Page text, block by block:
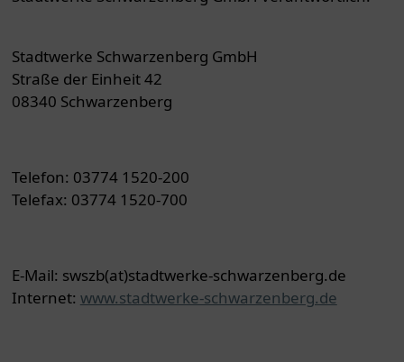
Stadtwerke Schwarzenberg GmbH
Straße der Einheit 42
08340 Schwarzenberg
Telefon: 03774 1520-200
Telefax: 03774 1520-700
E-Mail: swszb(at)stadtwerke-schwarzenberg.de
Internet: www.stadtwerke-schwarzenberg.de